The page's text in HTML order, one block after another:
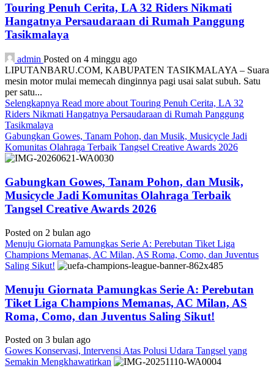
Touring Penuh Cerita, LA 32 Riders Nikmati
Hangatnya Persaudaraan di Rumah Panggung
Tasikmalaya
admin Posted on 4 minggu ago
LIPUTANBARU.COM, KABUPATEN TASIKMALAYA – Suara
mesin motor mulai memecah dinginnya pagi usai salat subuh. Satu
per satu...
Selengkapnya Read more about Touring Penuh Cerita, LA 32
Riders Nikmati Hangatnya Persaudaraan di Rumah Panggung
Tasikmalaya
Gabungkan Gowes, Tanam Pohon, dan Musik, Musicycle Jadi
Komunitas Olahraga Terbaik Tangsel Creative Awards 2026
Gabungkan Gowes, Tanam Pohon, dan Musik,
Musicycle Jadi Komunitas Olahraga Terbaik
Tangsel Creative Awards 2026
Posted on 2 bulan ago
Menuju Giornata Pamungkas Serie A: Perebutan Tiket Liga
Champions Memanas, AC Milan, AS Roma, Como, dan Juventus
Saling Sikut!
Menuju Giornata Pamungkas Serie A: Perebutan
Tiket Liga Champions Memanas, AC Milan, AS
Roma, Como, dan Juventus Saling Sikut!
Posted on 3 bulan ago
Gowes Konservasi, Intervensi Atas Polusi Udara Tangsel yang
Semakin Mengkhawatirkan